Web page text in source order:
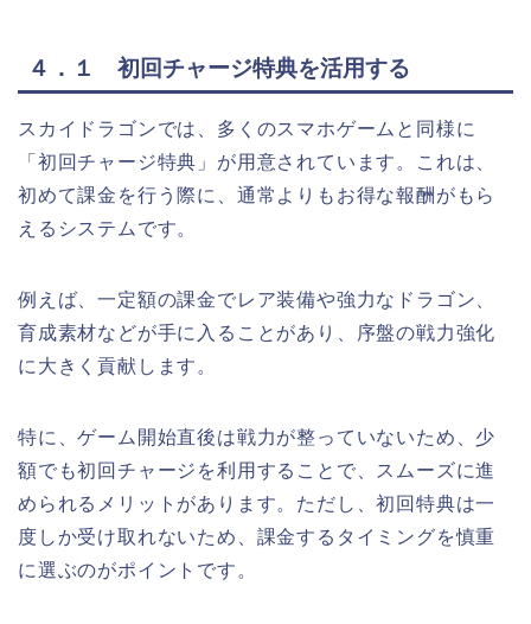
４．１ 初回チャージ特典を活用する
スカイドラゴンでは、多くのスマホゲームと同様に
「初回チャージ特典」が用意されています。これは、
初めて課金を行う際に、通常よりもお得な報酬がもら
えるシステムです。
例えば、一定額の課金でレア装備や強力なドラゴン、
育成素材などが手に入ることがあり、序盤の戦力強化
に大きく貢献します。
特に、ゲーム開始直後は戦力が整っていないため、少
額でも初回チャージを利用することで、スムーズに進
められるメリットがあります。ただし、初回特典は一
度しか受け取れないため、課金するタイミングを慎重
に選ぶのがポイントです。